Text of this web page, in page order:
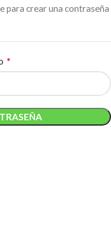
para crear una contraseña
*